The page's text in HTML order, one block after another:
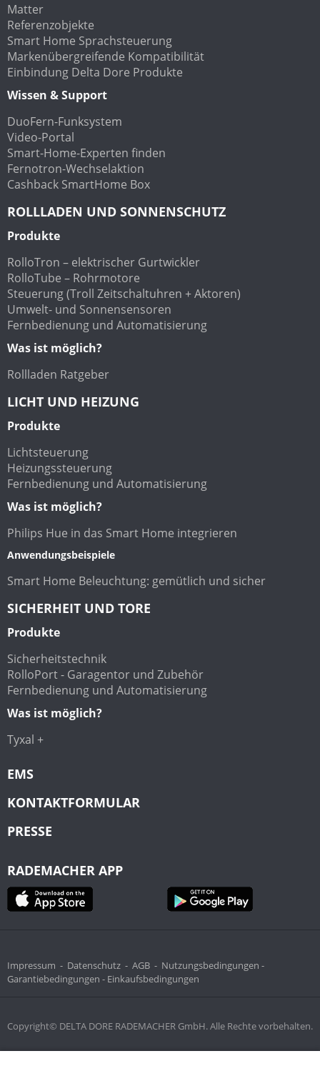
Matter
Referenzobjekte
Smart Home Sprachsteuerung
Markenübergreifende Kompatibilität
Einbindung Delta Dore Produkte
Wissen & Support
DuoFern-Funksystem
Video-Portal
Smart-Home-Experten finden
Fernotron-Wechselaktion
Cashback SmartHome Box
ROLLLADEN UND SONNENSCHUTZ
Produkte
RolloTron – elektrischer Gurtwickler
RolloTube – Rohrmotore
Steuerung (Troll Zeitschaltuhren + Aktoren)
Umwelt- und Sonnensensoren
Fernbedienung und Automatisierung
Was ist möglich?
Rollladen Ratgeber
LICHT UND HEIZUNG
Produkte
Lichtsteuerung
Heizungssteuerung
Fernbedienung und Automatisierung
Was ist möglich?
Philips Hue in das Smart Home integrieren
Anwendungsbeispiele
Smart Home Beleuchtung: gemütlich und sicher
SICHERHEIT UND TORE
Produkte
Sicherheitstechnik
RolloPort - Garagentor und Zubehör
Fernbedienung und Automatisierung
Was ist möglich?
Tyxal +
EMS
KONTAKTFORMULAR
PRESSE
RADEMACHER APP
Copyright© DELTA DORE RADEMACHER GmbH. Alle Rechte vorbehalten.
Impressum - Datenschutz - AGB - Nutzungsbedingungen -
Garantiebedingungen - Einkaufsbedingungen